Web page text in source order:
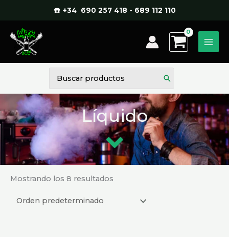
contenido
☎️ +34 690 257 418 - 689 112 110
por:
Líquido
Mostrando los 8 resultados